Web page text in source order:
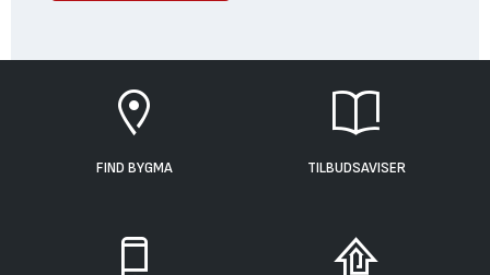
FIND BYGMA TILBUDSAVISER